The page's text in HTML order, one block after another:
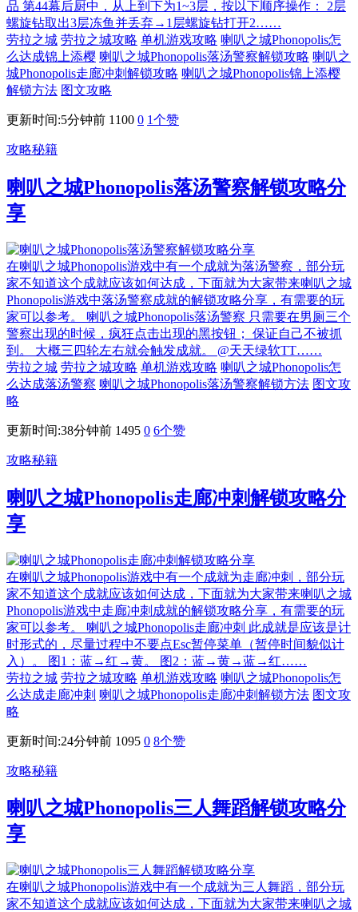
品 第44幕后厨中，从上到下为1~3层，按以下顺序操作： 2层
螺旋钻取出3层冻鱼并丢弃→1层螺旋钻打开2……
劳拉之城 劳拉之城攻略 单机游戏攻略 喇叭之城Phonopolis怎
么达成锦上添樱 喇叭之城Phonopolis落汤警察解锁攻略 喇叭之
城Phonopolis走廊冲刺解锁攻略 喇叭之城Phonopolis锦上添樱
解锁方法 图文攻略
更新时间:5分钟前 1100 0 1个赞
攻略秘籍
喇叭之城Phonopolis落汤警察解锁攻略分
享
在喇叭之城Phonopolis游戏中有一个成就为落汤警察，部分玩
家不知道这个成就应该如何达成，下面就为大家带来喇叭之城
Phonopolis游戏中落汤警察成就的解锁攻略分享，有需要的玩
家可以参考。 喇叭之城Phonopolis落汤警察 只需要在男厕三个
警察出现的时候，疯狂点击出现的黑按钮； 保证自己不被抓
到。 大概三四轮左右就会触发成就。 @天天绿软TT……
劳拉之城 劳拉之城攻略 单机游戏攻略 喇叭之城Phonopolis怎
么达成落汤警察 喇叭之城Phonopolis落汤警察解锁方法 图文攻
略
更新时间:38分钟前 1495 0 6个赞
攻略秘籍
喇叭之城Phonopolis走廊冲刺解锁攻略分
享
在喇叭之城Phonopolis游戏中有一个成就为走廊冲刺，部分玩
家不知道这个成就应该如何达成，下面就为大家带来喇叭之城
Phonopolis游戏中走廊冲刺成就的解锁攻略分享，有需要的玩
家可以参考。 喇叭之城Phonopolis走廊冲刺 此成就是应该是计
时形式的，尽量过程中不要点Esc暂停菜单（暂停时间貌似计
入）。 图1：蓝→红→黄。 图2：蓝→黄→蓝→红……
劳拉之城 劳拉之城攻略 单机游戏攻略 喇叭之城Phonopolis怎
么达成走廊冲刺 喇叭之城Phonopolis走廊冲刺解锁方法 图文攻
略
更新时间:24分钟前 1095 0 8个赞
攻略秘籍
喇叭之城Phonopolis三人舞蹈解锁攻略分
享
在喇叭之城Phonopolis游戏中有一个成就为三人舞蹈，部分玩
家不知道这个成就应该如何达成，下面就为大家带来喇叭之城